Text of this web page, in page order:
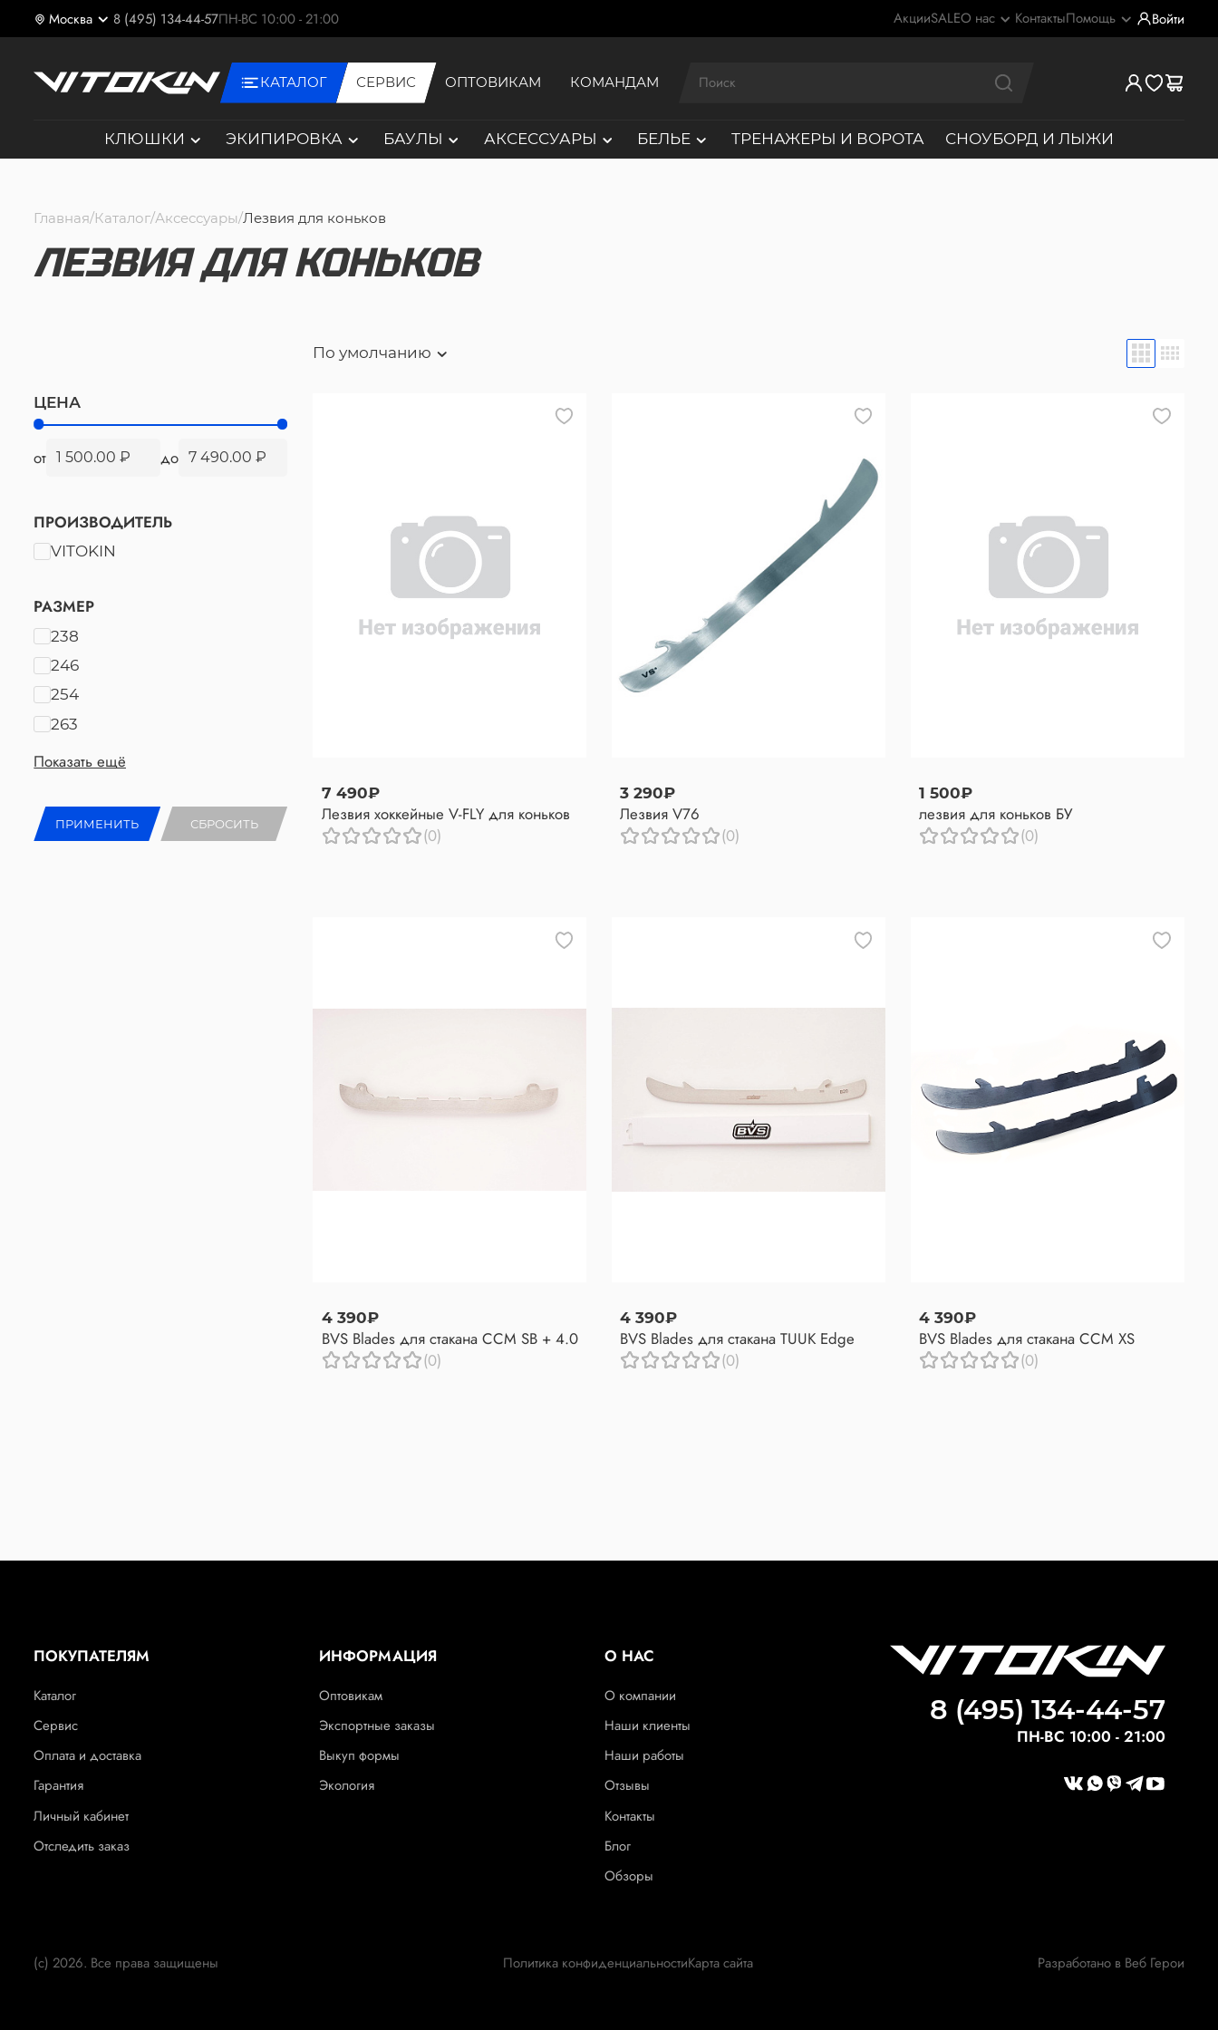
Москва 8 (495) 134-44-57ПН-ВС 10:00 - 21:00 АкцииSALEО нас КонтактыПомощь Войти
КАТАЛОГ СЕРВИС ОПТОВИКАМ КОМАНДАМ
КЛЮШКИ ЭКИПИРОВКА БАУЛЫ АКСЕССУАРЫ БЕЛЬЕ ТРЕНАЖЕРЫ И ВОРОТА СНОУБОРД И ЛЫЖИ
Главная Каталог Аксессуары Лезвия для коньков
ЛЕЗВИЯ ДЛЯ КОНЬКОВ
По умолчанию
ЦЕНА
от до
ПРОИЗВОДИТЕЛЬ
VITOKIN
РАЗМЕР
238
246
254
263
Показать ещё
ПРИМЕНИТЬ СБРОСИТЬ
7 490₽
Лезвия хоккейные V-FLY для коньков
(0)
3 290₽
Лезвия V76
(0)
1 500₽
лезвия для коньков БУ
(0)
4 390₽
BVS Blades для стакана CCM SB + 4.0
(0)
4 390₽
BVS Blades для стакана TUUK Edge
(0)
4 390₽
BVS Blades для стакана CCM XS
(0)
ПОКУПАТЕЛЯМ
Каталог
Сервис
Оплата и доставка
Гарантия
Личный кабинет
Отследить заказ
ИНФОРМАЦИЯ
Оптовикам
Экспортные заказы
Выкуп формы
Экология
О НАС
О компании
Наши клиенты
Наши работы
Отзывы
Контакты
Блог
Обзоры
8 (495) 134-44-57
ПН-ВС 10:00 - 21:00
(c) 2026. Все права защищены Политика конфиденциальностиКарта сайта Разработано в Веб Герои